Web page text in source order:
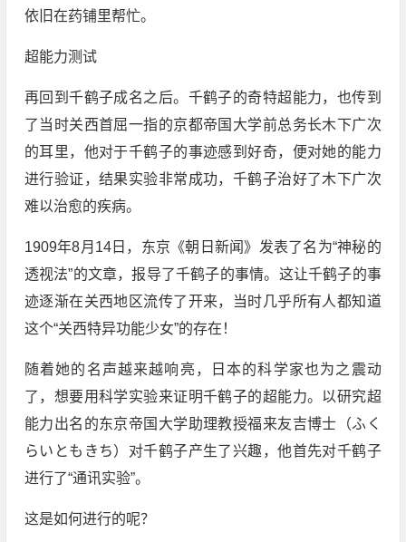
依旧在药铺里帮忙。
超能力测试
再回到千鹤子成名之后。千鹤子的奇特超能力，也传到
了当时关西首屈一指的京都帝国大学前总务长木下广次
的耳里，他对于千鹤子的事迹感到好奇，便对她的能力
进行验证，结果实验非常成功，千鹤子治好了木下广次
难以治愈的疾病。
1909年8月14日，东京《朝日新闻》发表了名为“神秘的
透视法”的文章，报导了千鹤子的事情。这让千鹤子的事
迹逐渐在关西地区流传了开来，当时几乎所有人都知道
这个“关西特异功能少女”的存在！
随着她的名声越来越响亮，日本的科学家也为之震动
了，想要用科学实验来证明千鹤子的超能力。以研究超
能力出名的东京帝国大学助理教授福来友吉博士（ふく
らいともきち）对千鹤子产生了兴趣，他首先对千鹤子
进行了“通讯实验”。
这是如何进行的呢？